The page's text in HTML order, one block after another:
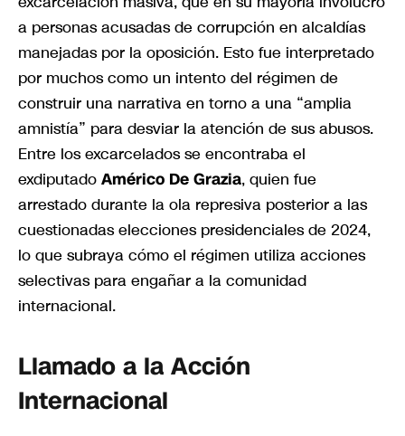
a personas acusadas de corrupción en alcaldías
manejadas por la oposición. Esto fue interpretado
por muchos como un intento del régimen de
construir una narrativa en torno a una “amplia
amnistía” para desviar la atención de sus abusos.
Entre los excarcelados se encontraba el
exdiputado Américo De Grazia, quien fue
arrestado durante la ola represiva posterior a las
cuestionadas elecciones presidenciales de 2024,
lo que subraya cómo el régimen utiliza acciones
selectivas para engañar a la comunidad
internacional.
Llamado a la Acción
Internacional